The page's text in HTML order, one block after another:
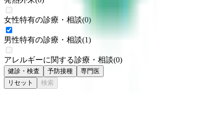
女性特有の診療・相談(0)
男性特有の診療・相談(1)
アレルギーに関する診療・相談(0)
健診・検査 予防接種
専門医
リセット
検索